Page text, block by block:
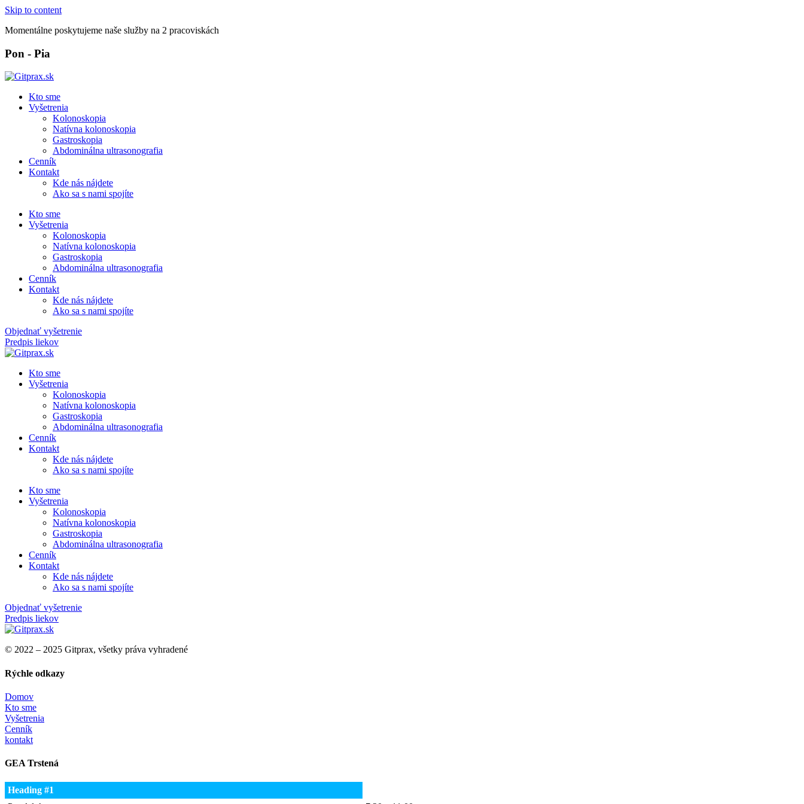
Skip to content
Momentálne poskytujeme naše služby na 2 pracoviskách
Pon - Pia
Kto sme
Vyšetrenia
Kolonoskopia​
Natívna kolonoskopia​
Gastroskopia​
Abdominálna ultrasonografia​
Cenník
Kontakt
Kde nás nájdete
Ako sa s nami spojíte
Kto sme
Vyšetrenia
Kolonoskopia​
Natívna kolonoskopia​
Gastroskopia​
Abdominálna ultrasonografia​
Cenník
Kontakt
Kde nás nájdete
Ako sa s nami spojíte
Objednať vyšetrenie
Predpis liekov
Kto sme
Vyšetrenia
Kolonoskopia​
Natívna kolonoskopia​
Gastroskopia​
Abdominálna ultrasonografia​
Cenník
Kontakt
Kde nás nájdete
Ako sa s nami spojíte
Kto sme
Vyšetrenia
Kolonoskopia​
Natívna kolonoskopia​
Gastroskopia​
Abdominálna ultrasonografia​
Cenník
Kontakt
Kde nás nájdete
Ako sa s nami spojíte
Objednať vyšetrenie
Predpis liekov
© 2022 – 2025 Gitprax, všetky práva vyhradené
Rýchle odkazy
Domov
Kto sme
Vyšetrenia
Cenník
kontakt
GEA Trstená
Heading #1